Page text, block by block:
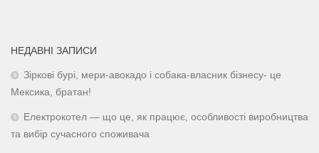
НЕДАВНІ ЗАПИСИ
Зіркові бурі, мери-авокадо і собака-власник бізнесу- це
Мексика, братан!
Електрокотел — що це, як працює, особливості виробництва
та вибір сучасного споживача